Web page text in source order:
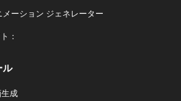
メーション ジェネレーター
：
ル
成